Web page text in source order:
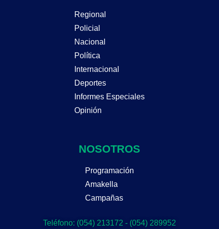
Regional
Policial
Nacional
Política
Internacional
Deportes
Informes Especiales
Opinión
NOSOTROS
Programación
Amakella
Campañas
Teléfono: (054) 213172 - (054) 289952